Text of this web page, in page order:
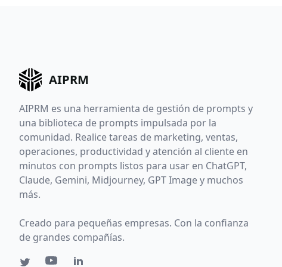
AIPRM
AIPRM es una herramienta de gestión de prompts y
una biblioteca de prompts impulsada por la
comunidad. Realice tareas de marketing, ventas,
operaciones, productividad y atención al cliente en
minutos con prompts listos para usar en ChatGPT,
Claude, Gemini, Midjourney, GPT Image y muchos
más.
Creado para pequeñas empresas. Con la confianza
de grandes compañías.